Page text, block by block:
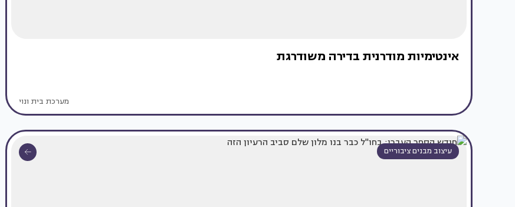
אינטימיות מודרנית בדירה משודרגת
מערכת בית ונוי
עיצוב מבנים ציבוריים